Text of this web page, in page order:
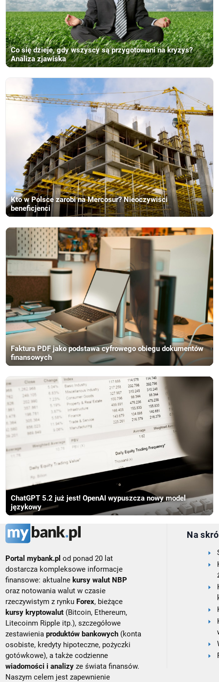
Co się dzieje, gdy wszyscy są przygotowani na kryzys?
Analiza zjawiska
Kto w Polsce zarobi na Mercosur? Nieoczywiści
beneficjenci
Faktura PDF jako podstawa cyfrowego obiegu dokumentów
finansowych
ChatGPT 5.2 już jest! OpenAI wypuszcza nowy model
językowy
Portal mybank.pl od ponad 20 lat
dostarcza kompleksowe informacje
finansowe: aktualne kursy walut NBP
oraz notowania walut w czasie
rzeczywistym z rynku Forex, bieżące
kursy kryptowalut (Bitcoin, Ethereum,
Litecoinm Ripple itp.), szczegółowe
zestawieniaproduktów bankowych (konta
osobiste, kredyty hipoteczne, pożyczki
gotówkowe), a także codzienne
wiadomości i analizy ze świata finansów.
Naszym celem jest zapewnienie
Na